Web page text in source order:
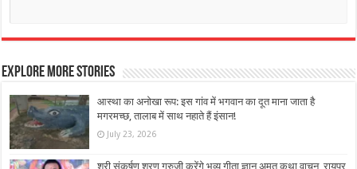
Explore More Stories
आस्था का अनोखा रूप: इस गांव में भगवान का दूत माना जाता है
मगरमच्छ, तालाब में साथ नहाते हैं इंसान!
July 23, 2026
श्री संकर्षण शरण गुरुजी करेंगे भव्य गीता ज्ञान अमृत कथा वाचन, रायपुर